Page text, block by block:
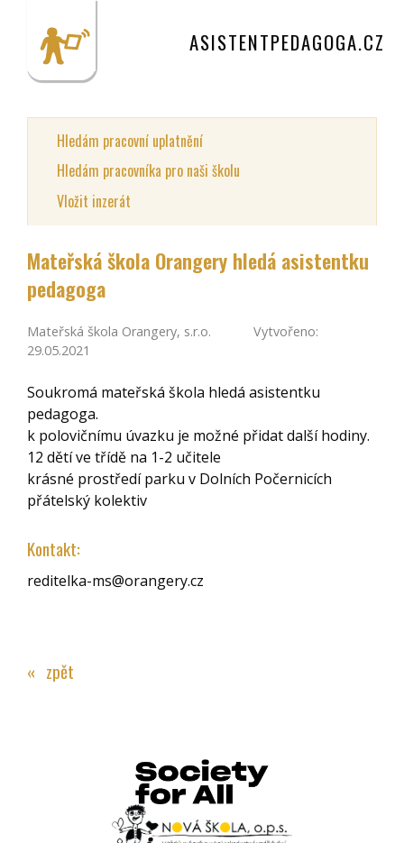
ASISTENTPEDAGOGA.CZ
Hledám pracovní uplatnění
Hledám pracovníka pro naši školu
Vložit inzerát
Mateřská škola Orangery hledá asistentku
pedagoga
Mateřská škola Orangery, s.r.o.
Vytvořeno:
29.05.2021
Soukromá mateřská škola hledá asistentku
pedagoga.
k polovičnímu úvazku je možné přidat další hodiny.
12 dětí ve třídě na 1-2 učitele
krásné prostředí parku v Dolních Počernicích
přátelský kolektiv
Kontakt:
reditelka-ms@orangery.cz
« zpět